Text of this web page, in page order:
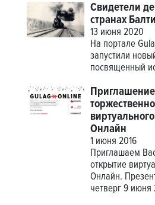
Свидетели
странах
13 июня 2020
На портале
запустили
посвященный
Онлайн
1 июня 2016
Приглашаем
открытие
Онлайн.
четверг 9 июня